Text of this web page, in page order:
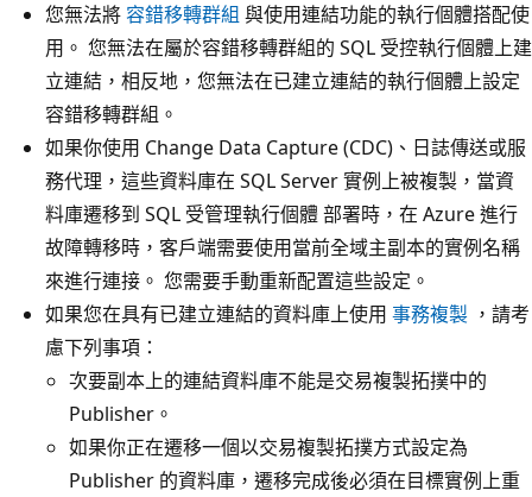
您無法將 容錯移轉群組 與使用連結功能的執行個體搭配使
用。 您無法在屬於容錯移轉群組的 SQL 受控執行個體上建
立連結，相反地，您無法在已建立連結的執行個體上設定
容錯移轉群組。
如果你使用 Change Data Capture (CDC)、日誌傳送或服
務代理，這些資料庫在 SQL Server 實例上被複製，當資
料庫遷移到 SQL 受管理執行個體 部署時，在 Azure 進行
故障轉移時，客戶端需要使用當前全域主副本的實例名稱
來進行連接。 您需要手動重新配置這些設定。
如果您在具有已建立連結的資料庫上使用 事務複製 ，請考
慮下列事項：
次要副本上的連結資料庫不能是交易複製拓撲中的
Publisher。
如果你正在遷移一個以交易複製拓撲方式設定為
Publisher 的資料庫，遷移完成後必須在目標實例上重